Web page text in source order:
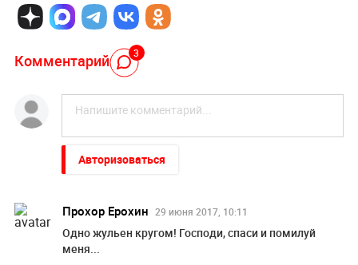
Комментарий 3
Авторизоваться
Прохор Ерохин 29 июня 2017, 10:11
Одно жульен кругом! Господи, спаси и помилуй
меня...